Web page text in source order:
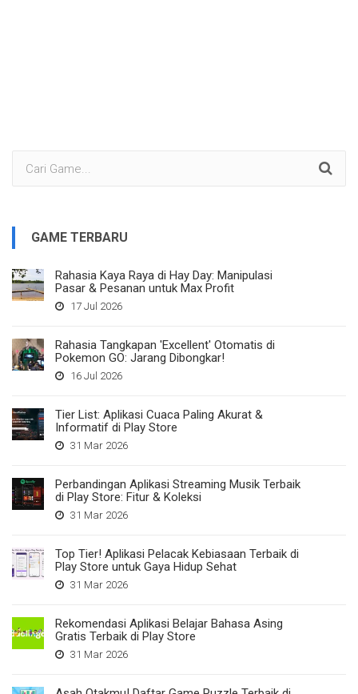
GAME TERBARU
Rahasia Kaya Raya di Hay Day: Manipulasi
Pasar & Pesanan untuk Max Profit
17 Jul 2026
Rahasia Tangkapan 'Excellent' Otomatis di
Pokemon GO: Jarang Dibongkar!
16 Jul 2026
Tier List: Aplikasi Cuaca Paling Akurat &
Informatif di Play Store
31 Mar 2026
Perbandingan Aplikasi Streaming Musik Terbaik
di Play Store: Fitur & Koleksi
31 Mar 2026
Top Tier! Aplikasi Pelacak Kebiasaan Terbaik di
Play Store untuk Gaya Hidup Sehat
31 Mar 2026
Rekomendasi Aplikasi Belajar Bahasa Asing
Gratis Terbaik di Play Store
31 Mar 2026